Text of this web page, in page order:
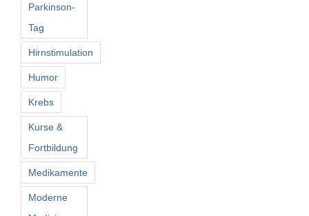
Parkinson-
Tag
Hirnstimulation
Humor
Krebs
Kurse &
Fortbildung
Medikamente
Moderne